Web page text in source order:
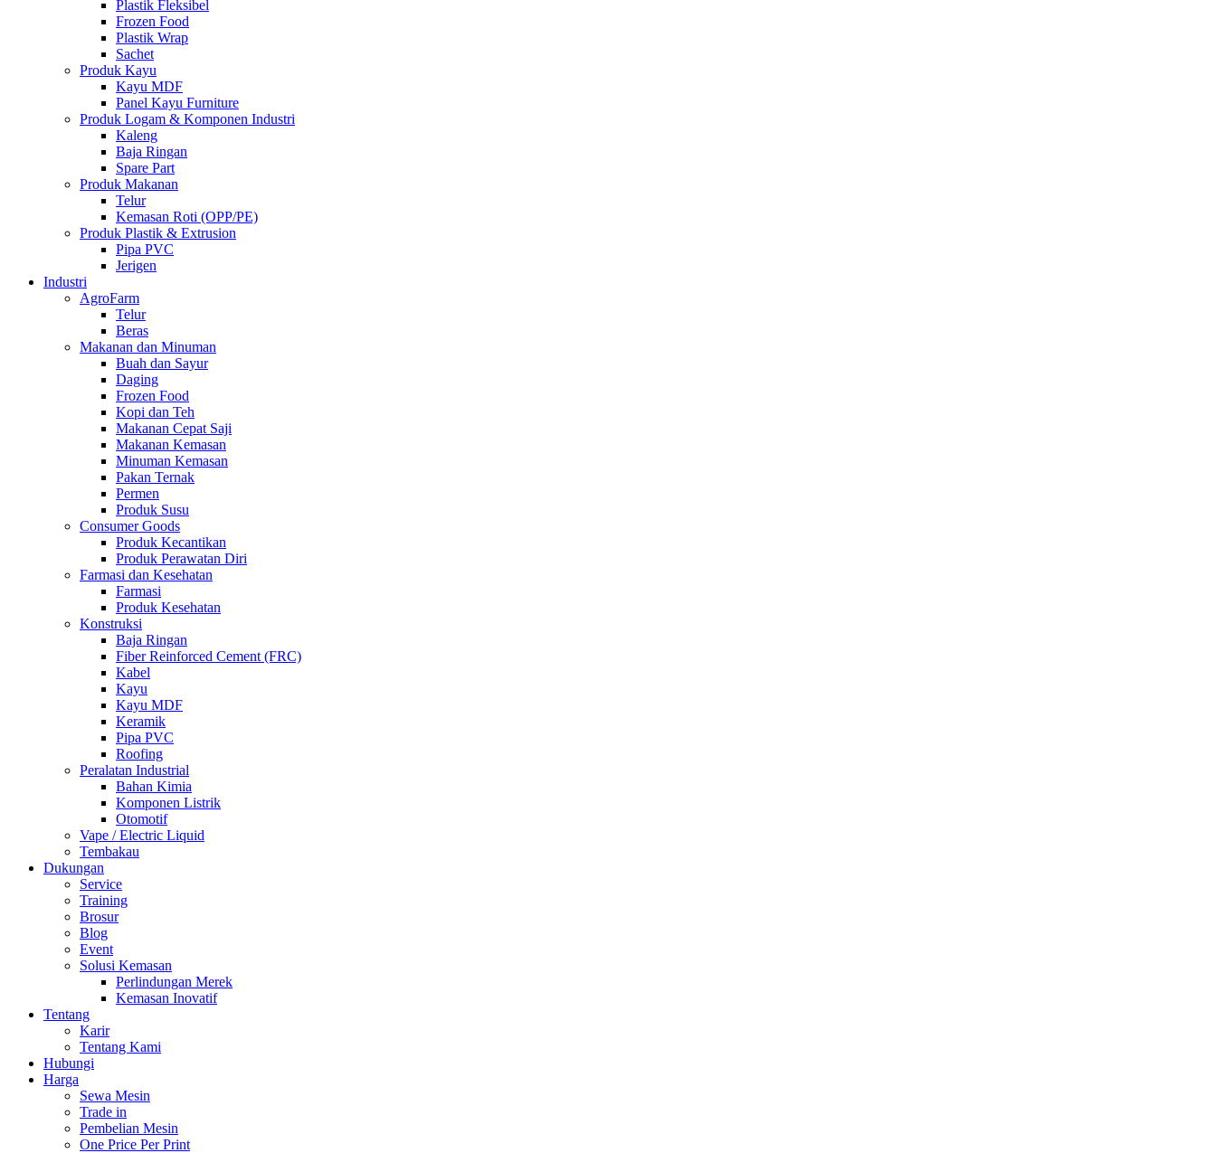
Plastik Fleksibel
Frozen Food
Plastik Wrap
Sachet
Produk Kayu
Kayu MDF
Panel Kayu Furniture
Produk Logam & Komponen Industri
Kaleng
Baja Ringan
Spare Part
Produk Makanan
Telur
Kemasan Roti (OPP/PE)
Produk Plastik & Extrusion
Pipa PVC
Jerigen
Industri
AgroFarm
Telur
Beras
Makanan dan Minuman
Buah dan Sayur
Daging
Frozen Food
Kopi dan Teh
Makanan Cepat Saji
Makanan Kemasan
Minuman Kemasan
Pakan Ternak
Permen
Produk Susu
Consumer Goods
Produk Kecantikan
Produk Perawatan Diri
Farmasi dan Kesehatan
Farmasi
Produk Kesehatan
Konstruksi
Baja Ringan
Fiber Reinforced Cement (FRC)
Kabel
Kayu
Kayu MDF
Keramik
Pipa PVC
Roofing
Peralatan Industrial
Bahan Kimia
Komponen Listrik
Otomotif
Vape / Electric Liquid
Tembakau
Dukungan
Service
Training
Brosur
Blog
Event
Solusi Kemasan
Perlindungan Merek
Kemasan Inovatif
Tentang
Karir
Tentang Kami
Hubungi
Harga
Sewa Mesin
Trade in
Pembelian Mesin
One Price Per Print